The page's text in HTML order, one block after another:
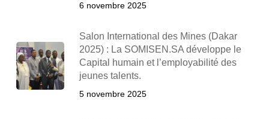
6 novembre 2025
Salon International des Mines (Dakar
2025) : La SOMISEN.SA développe le
Capital humain et l’employabilité des
jeunes talents.
5 novembre 2025